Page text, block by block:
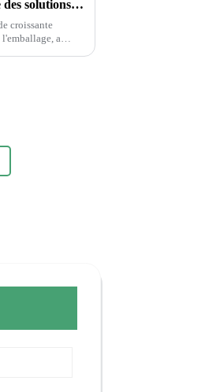
La société GUOPENG PRINTING PACKAGING dévoile des solutions d'emballage révolutionnaires pour répondre aux besoins changeants du marché
croissante
a